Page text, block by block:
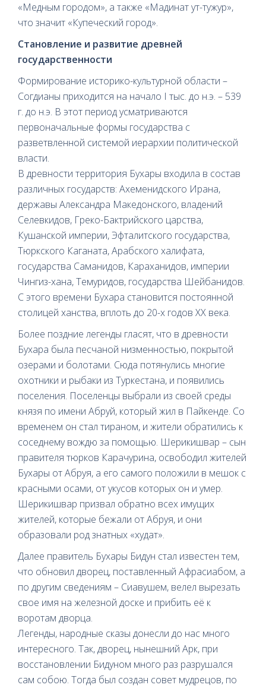
«Медным городом», а также «Мадинат ут-тужур»,
что значит «Купеческий город».
Становление и развитие древней
государственности
Формирование историко-культурной области –
Согдианы приходится на начало I тыс. до н.э. – 539
г. до н.э. В этот период усматриваются
первоначальные формы государства с
разветвленной системой иерархии политической
власти.
В древности территория Бухары входила в состав
различных государств: Ахеменидского Ирана,
державы Александра Македонского, владений
Селевкидов, Греко-Бактрийского царства,
Кушанской империи, Эфталитского государства,
Тюркского Каганата, Арабского халифата,
государства Саманидов, Караханидов, империи
Чингиз-хана, Темуридов, государства Шейбанидов.
С этого времени Бухара становится постоянной
столицей ханства, вплоть до 20-х годов ХХ века.
Более поздние легенды гласят, что в древности
Бухара была песчаной низменностью, покрытой
озерами и болотами. Сюда потянулись многие
охотники и рыбаки из Туркестана, и появились
поселения. Поселенцы выбрали из своей среды
князя по имени Абруй, который жил в Пайкенде. Со
временем он стал тираном, и жители обратились к
соседнему вождю за помощью. Шерикишвар – сын
правителя тюрков Карачурина, освободил жителей
Бухары от Абруя, а его самого положили в мешок с
красными осами, от укусов которых он и умер.
Шерикишвар призвал обратно всех имущих
жителей, которые бежали от Абруя, и они
образовали род знатных «худат».
Далее правитель Бухары Бидун стал известен тем,
что обновил дворец, поставленный Афрасиабом, а
по другим сведениям – Сиавушем, велел вырезать
свое имя на железной доске и прибить её к
воротам дворца.
Легенды, народные сказы донесли до нас много
интересного. Так, дворец, нынешний Арк, при
восстановлении Бидуном много раз разрушался
сам собою. Тогда был создан совет мудрецов, по